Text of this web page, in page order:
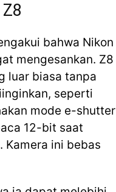
bahwa Nikon
mengesankan. Z8
luar biasa tanpa
seperti
mode e-shutter
12-bit saat
Kamera ini bebas